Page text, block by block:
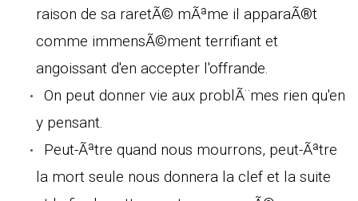
raison de sa raretÃ© mÃªme il apparaÃ®t
comme immensÃ©ment terrifiant et
angoissant d'en accepter l'offrande.
On peut donner vie aux problÃ¨mes rien qu'en
y pensant.
Peut-Ãªtre quand nous mourrons, peut-Ãªtre
la mort seule nous donnera la clef et la suite